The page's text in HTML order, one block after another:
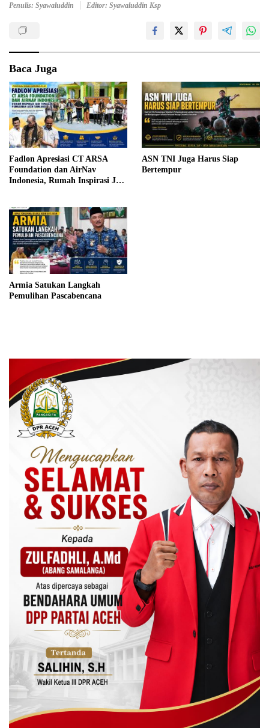
Penulis: Syawaluddin Editor: Syawaluddin Ksp
Baca Juga
Fadlon Apresiasi CT ARSA
Foundation dan AirNav
Indonesia, Rumah Inspirasi Jadi
ASN TNI Juga Harus Siap
Bertempur
Armia Satukan Langkah
Pemulihan Pascabencana